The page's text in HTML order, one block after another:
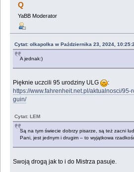
Q
YaBB Moderator
Cytat: olkapolka w Października 23, 2024,
A jednak:)
Pięknie uczcili 95 urodziny ULG
:
https://www.fahrenheit.net.pl/aktualnosci/
guin/
Cytat: LEM
Są na tym świecie dobrzy pisarze, są też zacni
Pani, jest jednym i drugim – to wyjątkowa
Swoją drogą jak to i do Mistrza pasuje.